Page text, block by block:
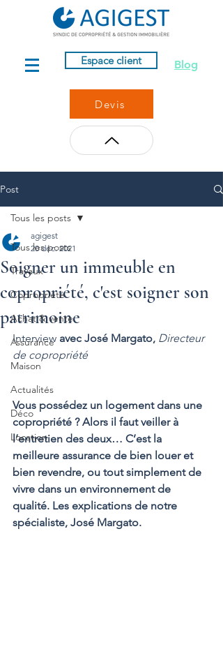
Espace client Blog
Devis
Post
Tous les posts
Travaux
Copropriété
Achat & vente
Assurance
Maison
Actualités
Déco
Location
Tous les posts
Soigner un immeuble en
copropriété, c'est soigner son
patrimoine
agigest
20 déc. 2021
Interview avec José Margato, Directeur
de copropriété
Vous possédez un logement dans une
copropriété ? Alors il faut veiller à
l’entretien des deux… C’est la
meilleure assurance de bien louer et
bien revendre, ou tout simplement de
vivre dans un environnement de
qualité. Les explications de notre
spécialiste, José Margato.